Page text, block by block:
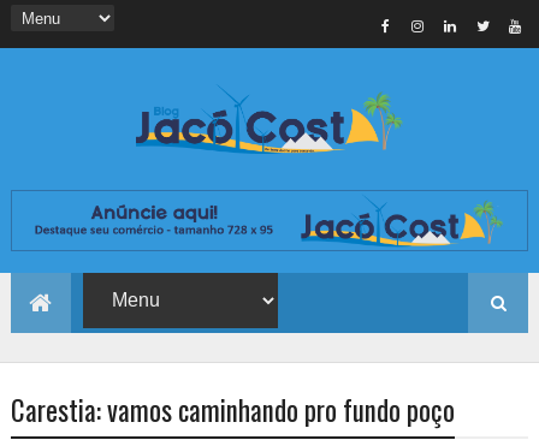
Carestia: vamos caminhando pro fundo poço